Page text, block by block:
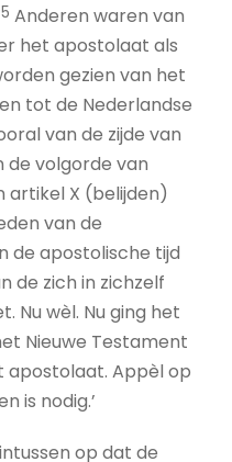
5 Anderen waren van
het apostolaat als
gezien van het
tot de Nederlandse
van de zijde van
de volgorde van
artikel X (belijden)
van de
de apostolische tijd
de zich in zichzelf
Nu wèl. Nu ging het
Nieuwe Testament
apostolaat. Appèl op
is nodig.’
op dat de